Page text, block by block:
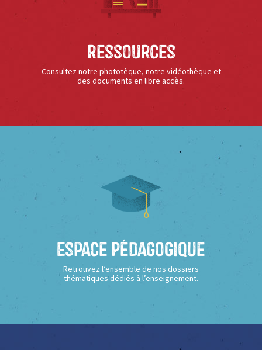
Ressources
Consultez notre phototèque, notre vidéothèque et
des documents en libre accès.
Espace Pédagogique
Retrouvez l’ensemble de nos dossiers
thématiques dédiés à l’enseignement.